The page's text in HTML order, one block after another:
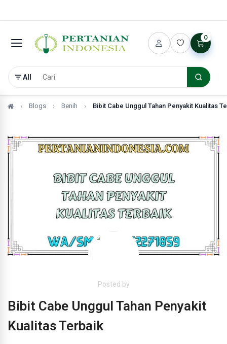
All
0
Blogs Benih Bibit Cabe Unggul Tahan Penyakit Kualitas
Posted by
Bibit Cabe Unggul Tahan Penyakit
Kualitas Terbaik